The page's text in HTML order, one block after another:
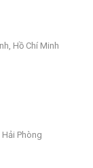
Hồ Chí Minh
Phòng